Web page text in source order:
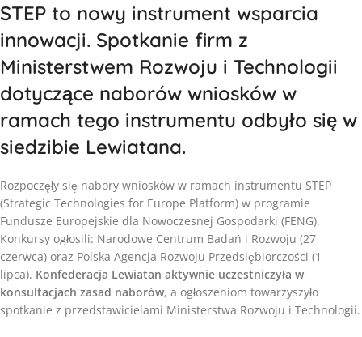
STEP to nowy instrument wsparcia
innowacji. Spotkanie firm z
Ministerstwem Rozwoju i Technologii
dotyczące naborów wniosków w
ramach tego instrumentu odbyło się w
siedzibie Lewiatana.
Rozpoczęły się nabory wniosków w ramach instrumentu STEP
(Strategic Technologies for Europe Platform) w programie
Fundusze Europejskie dla Nowoczesnej Gospodarki (FENG).
Konkursy ogłosili: Narodowe Centrum Badań i Rozwoju (27
czerwca) oraz Polska Agencja Rozwoju Przedsiębiorczości (1
lipca). Konfederacja Lewiatan aktywnie uczestniczyła w
konsultacjach zasad naborów, a ogłoszeniom towarzyszyło
spotkanie z przedstawicielami Ministerstwa Rozwoju i Technologii.